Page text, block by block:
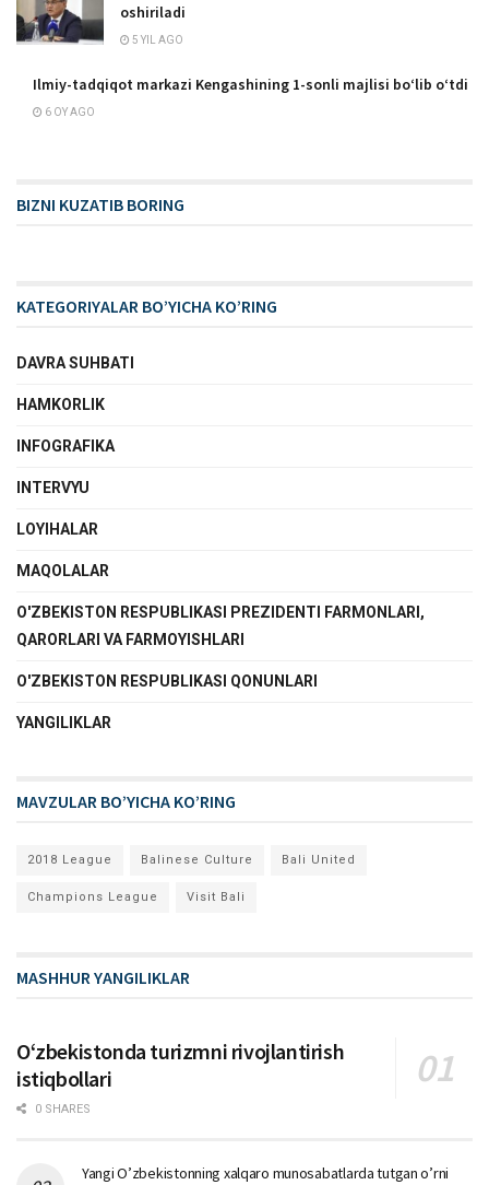
oshiriladi
5 YIL AGO
Ilmiy-tadqiqot markazi Kengashining 1-sonli majlisi boʻlib oʻtdi
6 OY AGO
BIZNI KUZATIB BORING
KATEGORIYALAR BO’YICHA KO’RING
DAVRA SUHBATI
HAMKORLIK
INFOGRAFIKA
INTERVYU
LOYIHALAR
MAQOLALAR
O'ZBEKISTON RESPUBLIKASI PREZIDENTI FARMONLARI,
QARORLARI VA FARMOYISHLARI
O'ZBEKISTON RESPUBLIKASI QONUNLARI
YANGILIKLAR
MAVZULAR BO’YICHA KO’RING
2018 League Balinese Culture Bali United
Champions League Visit Bali
MASHHUR YANGILIKLAR
Oʻzbekistonda turizmni rivojlantirish
istiqbollari
0 SHARES
Yangi O’zbekistonning xalqaro munosabatlarda tutgan o’rni